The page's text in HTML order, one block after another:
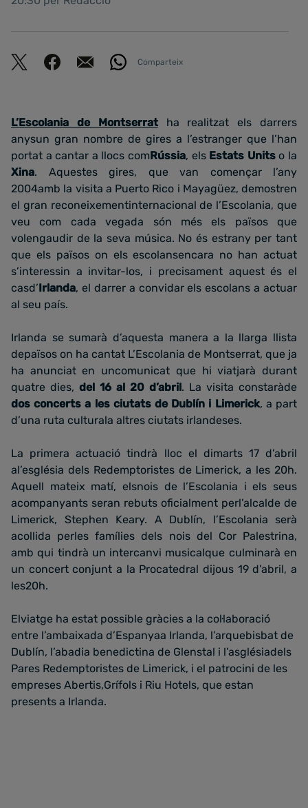
Comparteix
L’Escolania de Montserratha realitzat els darrers
anysun gran nombre de gires a l’estranger que l’han
portat a cantar a llocs comRússia, els Estats Unitso la
Xina. Aquestes gires, que van començar l’any
2004amb la visita a Puerto Rico i Mayagüez, demostren
el gran reconeixementinternacional de l’Escolania, que
veu com cada vegada són més els països que
volengaudir de la seva música. No és estrany per tant
que els països on els escolansencara no han actuat
s’interessin a invitar-los, i precisament aquest és el
casd’Irlanda, el darrer a convidar els escolans a actuar
al seu país.
Irlanda se sumarà d’aquesta manera a la llarga llista
depaïsos on ha cantat L’Escolania de Montserrat, que ja
ha anunciat en uncomunicat que hi viatjarà durant
quatre dies, del 16 al 20 d’abril. La visita constaràde
dos concerts a les ciutats de Dublín i Limerick, a part
d’una ruta culturala altres ciutats irlandeses.
La primera actuació tindrà lloc el dimarts 17 d’abril
al’església dels Redemptoristes de Limerick, a les 20h.
Aquell mateix matí, elsnois de l’Escolania i els seus
acompanyants seran rebuts oficialment perl’alcalde de
Limerick, Stephen Keary. A Dublín, l’Escolania serà
acollida perles famílies dels nois del Cor Palestrina,
amb qui tindrà un intercanvi musicalque culminarà en
un concert conjunt a la Procatedral dijous 19 d’abril, a
les20h.
Elviatge ha estat possible gràcies a la col·laboració
entre l’ambaixada d’Espanyaa Irlanda, l’arquebisbat de
Dublín, l’abadia benedictina de Glenstal i l’asglésiadels
Pares Redemptoristes de Limerick, i el patrocini de les
empreses Abertis,Grífols i Riu Hotels, que estan
presents a Irlanda.